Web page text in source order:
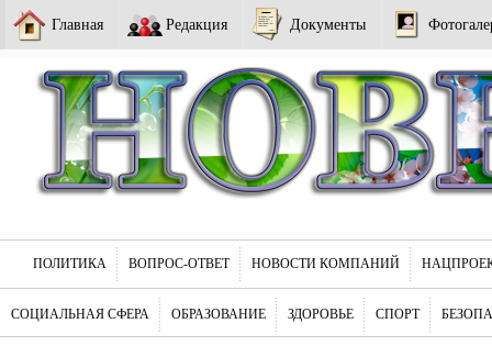
Главная Редакция Документы
ПОЛИТИКА ВОПРОС-ОТВЕТ НОВОСТИ КОМПАНИЙ
СОЦИАЛЬНАЯ СФЕРА ОБРАЗОВАНИЕ ЗДОРОВЬЕ СПОРТ